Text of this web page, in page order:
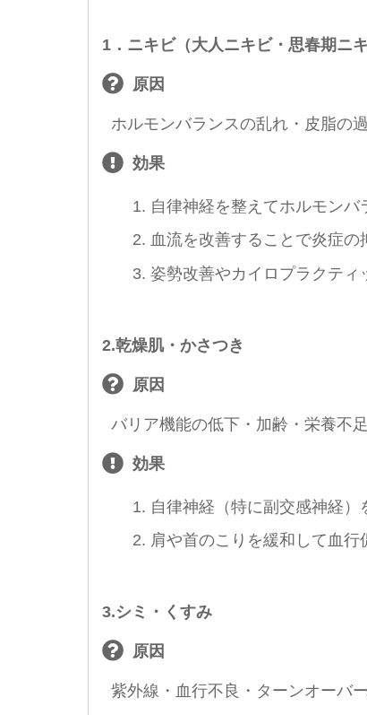
1．ニキビ（大人ニキビ・思春期ニキ
原因
ホルモンバランスの乱れ・皮脂の
効果
自律神経を整えてホルモンバ
血流を改善することで炎症の
姿勢改善やカイロプラクティ
2.乾燥肌・かさつき
原因
バリア機能の低下・加齢・栄養不
効果
自律神経（特に副交感神経）
肩や首のこりを緩和して血行
3.シミ・くすみ
原因
紫外線・血行不良・ターンオーバ